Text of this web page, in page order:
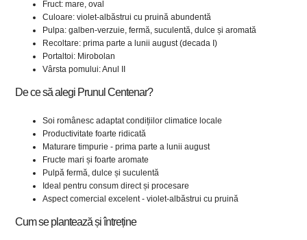
Fruct: mare, oval
Culoare: violet-albăstrui cu pruină abundentă
Pulpa: galben-verzuie, fermă, suculentă, dulce și aromată
Recoltare: prima parte a lunii august (decada I)
Portaltoi: Mirobolan
Vârsta pomului: Anul II
De ce să alegi Prunul Centenar?
Soi românesc adaptat condițiilor climatice locale
Productivitate foarte ridicată
Maturare timpurie - prima parte a lunii august
Fructe mari și foarte aromate
Pulpă fermă, dulce și suculentă
Ideal pentru consum direct și procesare
Aspect comercial excelent - violet-albăstrui cu pruină
Cum se plantează și întreține